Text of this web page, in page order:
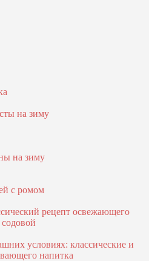
на зиму
на зиму
с ромом
рецепт освежающего
условиях: классические и
напитка